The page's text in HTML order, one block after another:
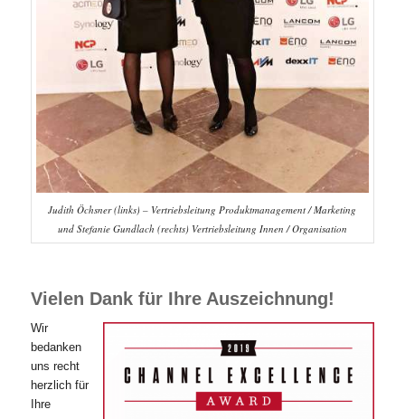
Judith Öchsner (links) – Vertriebsleitung Produktmanagement / Marketing
und Stefanie Gundlach (rechts) Vertriebsleitung Innen / Organisation
Vielen Dank für Ihre Auszeichnung!
Wir
bedanken
uns recht
herzlich für
Ihre